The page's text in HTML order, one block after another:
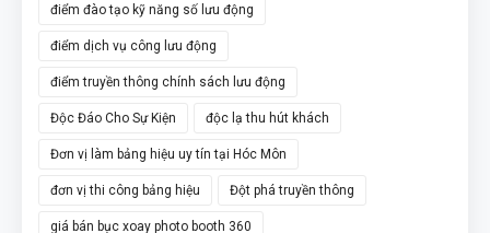
điểm đào tạo kỹ năng số lưu động
điểm dịch vụ công lưu động
điểm truyền thông chính sách lưu động
Độc Đáo Cho Sự Kiện độc lạ thu hút khách
Đơn vị làm bảng hiệu uy tín tại Hóc Môn
đơn vị thi công bảng hiệu Đột phá truyền thông
giá bán bục xoay photo booth 360